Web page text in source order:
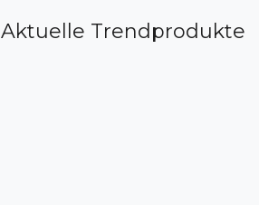
Aktuelle Trendprodukte